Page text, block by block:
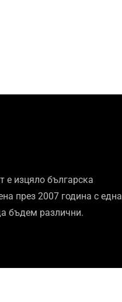
е изцяло българска
през 2007 година с една
бъдем различни.